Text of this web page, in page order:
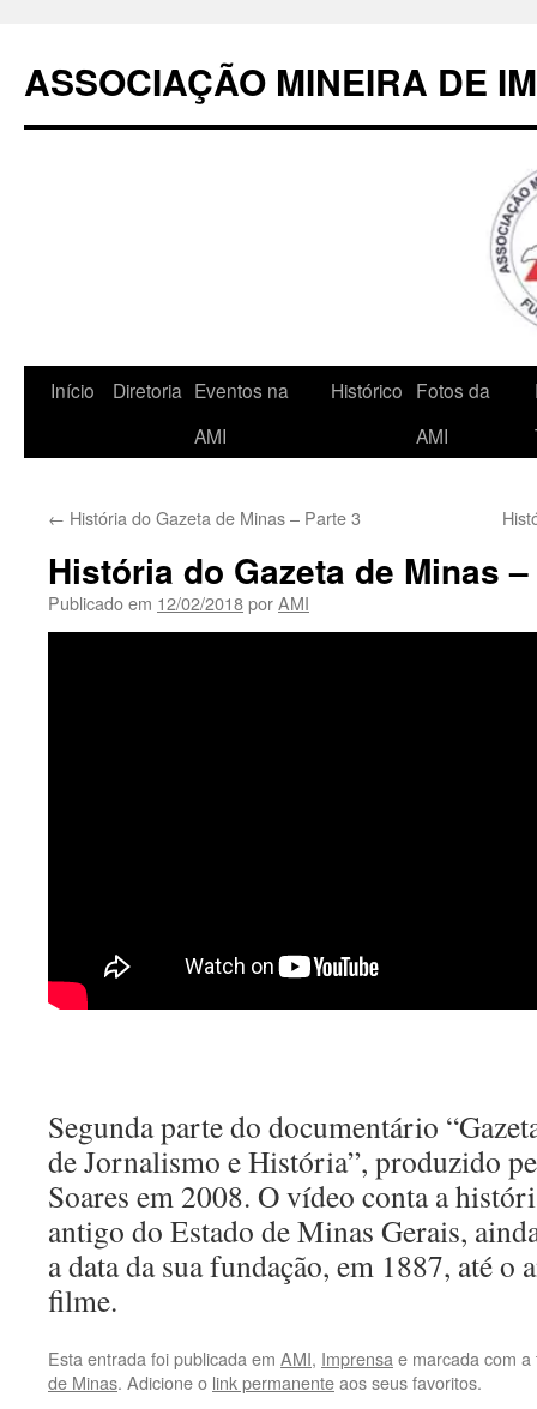
conteúdo
ASSOCIAÇÃO MINEIRA DE
Início Diretoria Eventos na
AMI
Histórico Fotos da
AMI
← História do Gazeta de Minas – Parte 3
História do Gazeta de Minas
Publicado em 12/02/2018porAMI
Segunda parte do documentário
de Jornalismo e História”, produzido
Soares em 2008. O vídeo conta a
antigo do Estado de Minas Gerais,
a data da sua fundação, em 1887, até o
filme.
Esta entrada foi publicada em AMI, Imprensa e marcada com
de Minas. Adicione o link permanenteaos seus favoritos.